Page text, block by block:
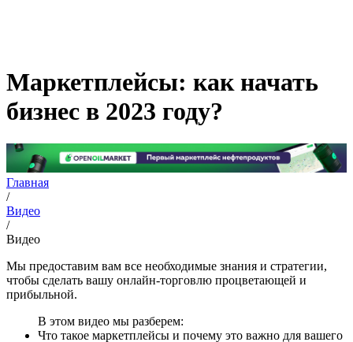
Маркетплейсы: как начать
бизнес в 2023 году?
Главная
/
Видео
/
Видео
Мы предоставим вам все необходимые знания и стратегии,
чтобы сделать вашу онлайн-торговлю процветающей и
прибыльной.
В этом видео мы разберем:
Что такое маркетплейсы и почему это важно для вашего